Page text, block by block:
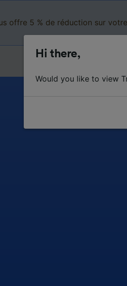
offre 5 % de réduction sur
Hi there,
Would you like to view